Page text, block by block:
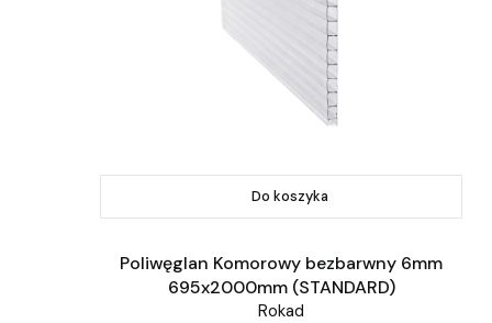
Do koszyka
Poliwęglan Komorowy bezbarwny 6mm
695x2000mm (STANDARD)
Rokad